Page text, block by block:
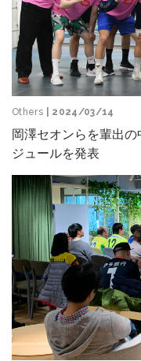
Others | 2024/03/14
岡澤セオンらを輩出
ジュールを発表